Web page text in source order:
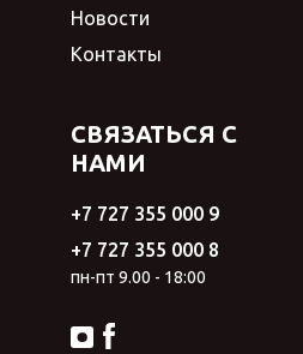
Новости
Контакты
СВЯЗАТЬСЯ С
НАМИ
+7 727 355 000 9
+7 727 355 000 8
пн-пт 9.00 - 18:00